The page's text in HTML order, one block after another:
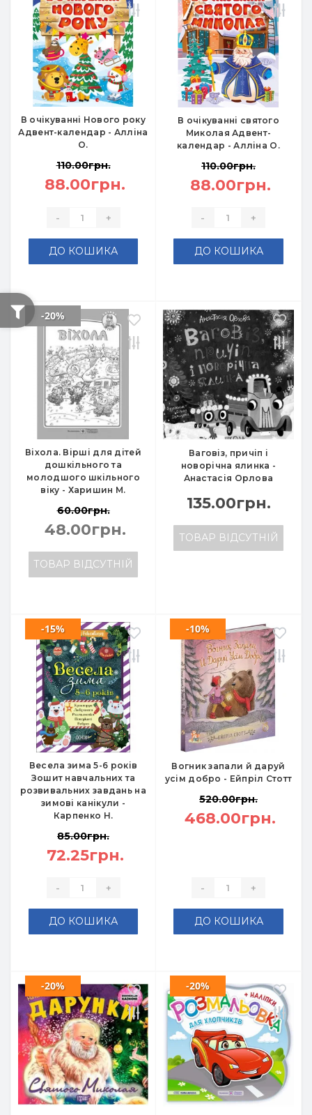
В очікуванні Нового року
Адвент-календар - Алліна
О.
110.00грн.
88.00грн.
- +
ДО КОШИКА
В очікуванні святого
Миколая Адвент-
календар - Алліна О.
110.00грн.
88.00грн.
- +
ДО КОШИКА
Віхола. Вірші для дітей
дошкільного та
молодшого шкільного
віку - Харишин М.
-20%
60.00грн.
48.00грн.
ТОВАР ВІДСУТНІЙ
Ваговіз, причіп і
новорічна ялинка -
Анастасія Орлова
135.00грн.
ТОВАР ВІДСУТНІЙ
Весела зима 5-6 років
Зошит навчальних та
розвивальних завдань на
зимові канікули -
Карпенко Н.
-15%
85.00грн.
72.25грн.
- +
ДО КОШИКА
Вогник запали й даруй
усім добро - Ейпріл Стотт
-10%
520.00грн.
468.00грн.
- +
ДО КОШИКА
-20% -20%